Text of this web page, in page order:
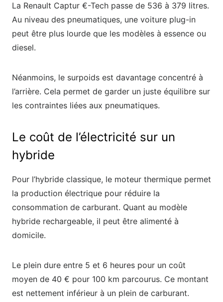
La Renault Captur €-Tech passe de 536 à 379 litres.
Au niveau des pneumatiques, une voiture plug-in
peut être plus lourde que les modèles à essence ou
diesel.
Néanmoins, le surpoids est davantage concentré à
l’arrière. Cela permet de garder un juste équilibre sur
les contraintes liées aux pneumatiques.
Le coût de l’électricité sur un
hybride
Pour l’hybride classique, le moteur thermique permet
la production électrique pour réduire la
consommation de carburant. Quant au modèle
hybride rechargeable, il peut être alimenté à
domicile.
Le plein dure entre 5 et 6 heures pour un coût
moyen de 40 € pour 100 km parcourus. Ce montant
est nettement inférieur à un plein de carburant.